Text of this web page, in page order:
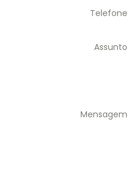
Telefone
Assunto
Mensagem